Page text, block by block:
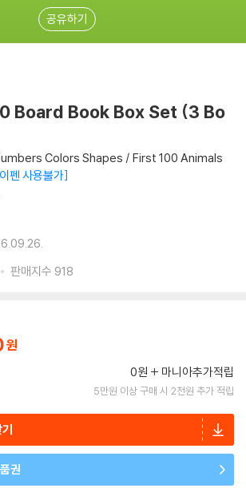
공유하기
Board Book Box Set (3 Bo
Colors Shapes / First 100 Animals
펜 사용불가
판매지수 918
0원 마니아추가적립
5만원 이상 구매 시 2천원 추가 적립
권